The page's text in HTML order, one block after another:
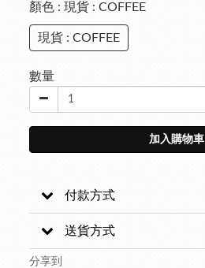
顏色 : 現貨 : COFFEE
現貨 : COFFEE
數量
加入購物車
付款方式
送貨方式
分享到